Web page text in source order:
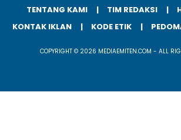
TENTANG KAMI TIM REDAKSI
KONTAK IKLAN
KODE ETIK
COPYRIGHT © 2026 MEDIAEMITEN.COM - ALL